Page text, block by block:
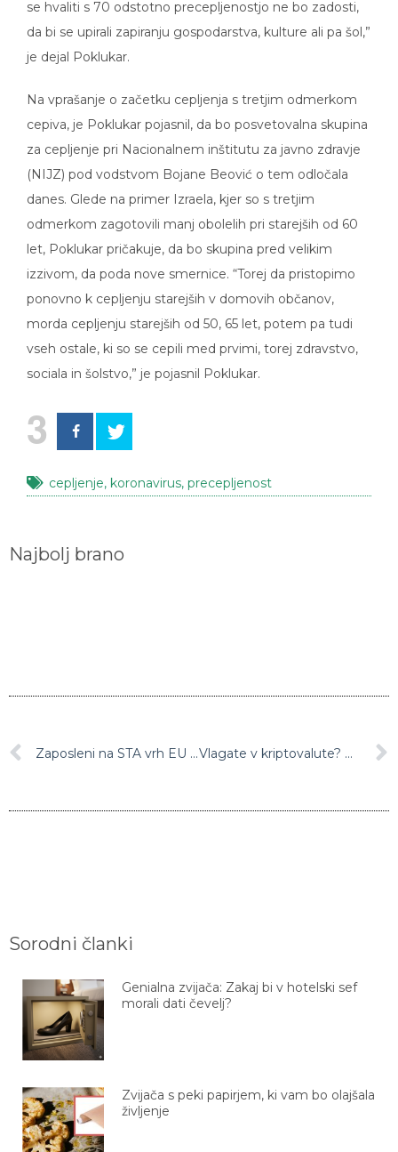
se hvaliti s 70 odstotno precepljenostjo ne bo zadosti,
da bi se upirali zapiranju gospodarstva, kulture ali pa šol,”
je dejal Poklukar.
Na vprašanje o začetku cepljenja s tretjim odmerkom
cepiva, je Poklukar pojasnil, da bo posvetovalna skupina
za cepljenje pri Nacionalnem inštitutu za javno zdravje
(NIJZ) pod vodstvom Bojane Beović o tem odločala
danes. Glede na primer Izraela, kjer so s tretjim
odmerkom zagotovili manj obolelih pri starejših od 60
let, Poklukar pričakuje, da bo skupina pred velikim
izzivom, da poda nove smernice. “Torej da pristopimo
ponovno k cepljenju starejših v domovih občanov,
morda cepljenju starejših od 50, 65 let, potem pa tudi
vseh ostale, ki so se cepili med prvimi, torej zdravstvo,
sociala in šolstvo,” je pojasnil Poklukar.
3
cepljenje, koronavirus, precepljenost
Najbolj brano
Zaposleni na STA vrh EU pozvali k ukrepanju glede vladnega uničevanja Slovenske tiskovne agencije Vlagate v kriptovalute? Potem se vam verjetno obeta nov davek
Sorodni članki
Genialna zvijača: Zakaj bi v hotelski sef
morali dati čevelj?
Zvijača s peki papirjem, ki vam bo olajšala
življenje